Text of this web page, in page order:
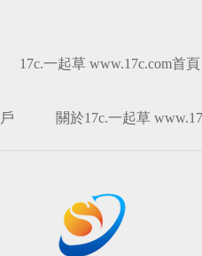
17c.一起草 www.17c.com首頁
戶 關於17c.一起草